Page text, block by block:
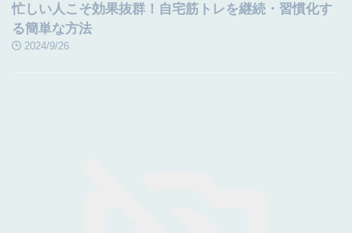
忙しい人こそ効果抜群！自宅筋トレを継続・習慣化す
る簡単な方法
2024/9/26